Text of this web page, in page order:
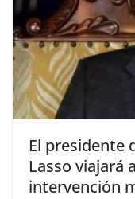
El presidente
Lasso viajará
intervención